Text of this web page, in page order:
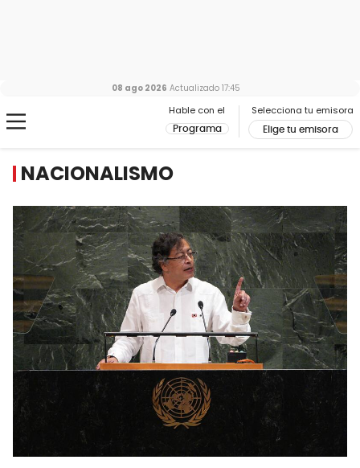
Hable con el
Programa
Selecciona tu emisora
Elige tu emisora
08 ago 2026 Actualizado 17:45
NACIONALISMO